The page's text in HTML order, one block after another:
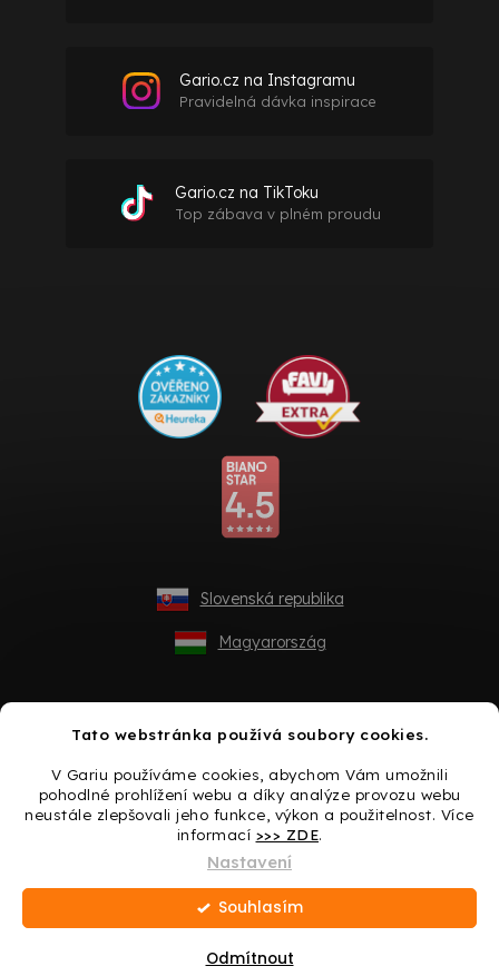
Tato webstránka používá soubory cookies.
V Gariu používáme cookies, abychom Vám umožnili
pohodlné prohlížení webu a díky analýze provozu webu
neustále zlepšovali jeho funkce, výkon a použitelnost. Více
informací >>> ZDE.
Nastavení
Odmítnout
Souhlasím
Dárek ke každému nákupu -> Udělejte si radost ještě
Gario.cz na Instagramu
Pravidelná dávka inspirace
Gario.cz na TikToku
Top zábava v plném proudu
Slovenská republika
Magyarország
Vytvořil Shoptet
Copyright 2026Gario.cz. Všechna práva vyhrazena.Upravit
nastavení cookies